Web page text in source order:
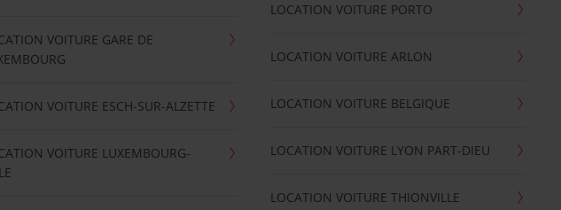
VOITURE GARE DE
VOITURE ESCH-SUR-ALZETTE
VOITURE LUXEMBOURG-
LOCATION VOITURE PORTO
LOCATION VOITURE ARLON
LOCATION VOITURE BELGIQUE
LOCATION VOITURE LYON PART-DIEU
LOCATION VOITURE THIONVILLE